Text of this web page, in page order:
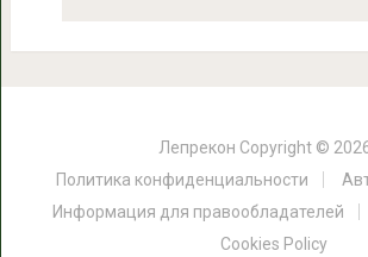
Лепрекон Copyright ©
Политика конфиденциальности
Информация для правообладателей
Cookies Policy